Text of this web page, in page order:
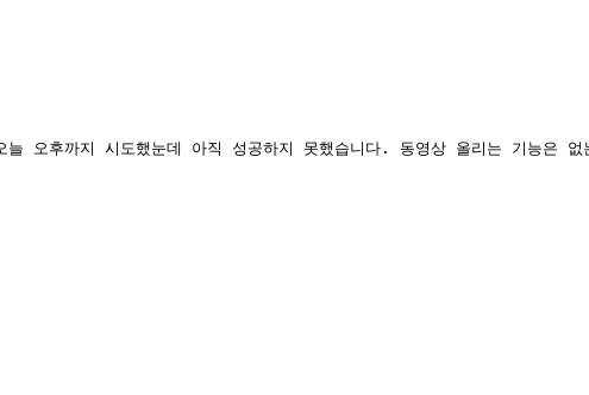
오후까지 시도했눈데 아직 성공하지 못했습니다. 동영상 올리는 기능은